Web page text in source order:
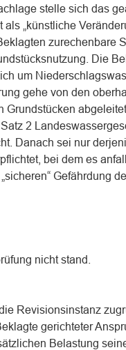
stelle sich das
„künstliche
zurechenbare
Die
um
gehe von den
Grundstücken
2
Danach sei nur
bei dem es
Gefährdung
nicht stand.
Revisionsinstanz
gerichteter
Belastung